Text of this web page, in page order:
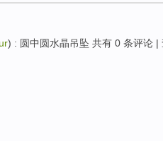
) : 圆中圆水晶吊坠 共有 0 条评论 |